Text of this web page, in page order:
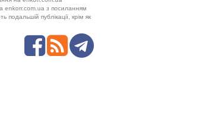
enkorr.com.ua з посиланням
подальшій публікації, крім як